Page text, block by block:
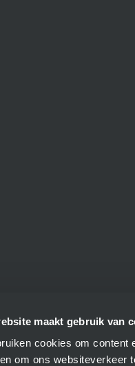
maakt gebruik van
cookies om content
om ons websiteverkeer
Service:+31
Sales:+31